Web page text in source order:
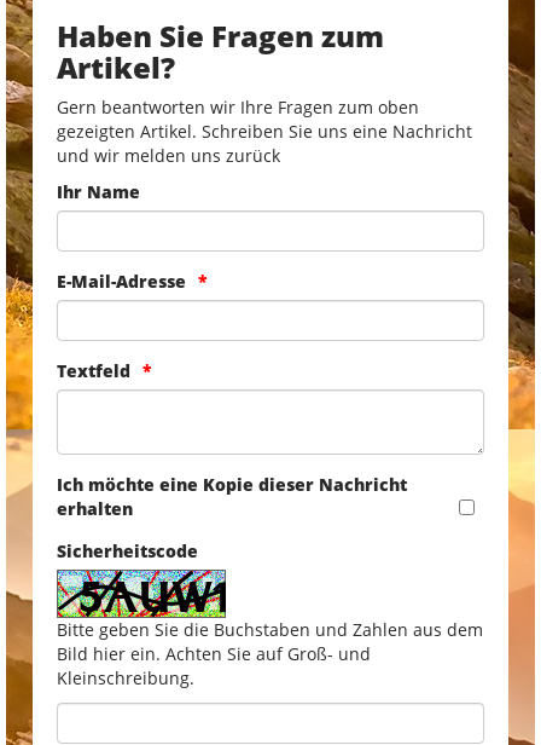
Haben Sie Fragen zum
Artikel?
Gern beantworten wir Ihre Fragen zum oben
gezeigten Artikel. Schreiben Sie uns eine Nachricht
und wir melden uns zurück
Ihr Name
E-Mail-Adresse
Textfeld
Ich möchte eine Kopie dieser Nachricht
erhalten
Sicherheitscode
Bitte geben Sie die Buchstaben und Zahlen aus dem
Bild hier ein. Achten Sie auf Groß- und
Kleinschreibung.